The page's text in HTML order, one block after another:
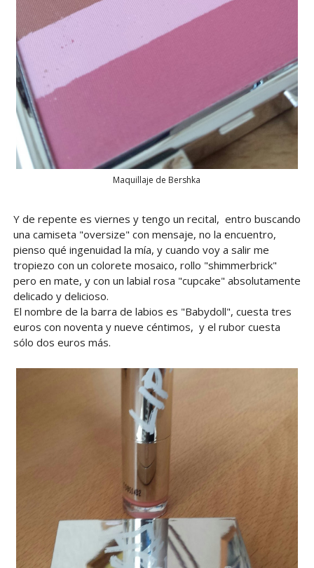
Maquillaje de Bershka
Y de repente es viernes y tengo un recital, entro buscando
una camiseta "oversize" con mensaje, no la encuentro,
pienso qué ingenuidad la mía, y cuando voy a salir me
tropiezo con un colorete mosaico, rollo "shimmerbrick"
pero en mate, y con un labial rosa "cupcake" absolutamente
delicado y delicioso.
El nombre de la barra de labios es "Babydoll", cuesta tres
euros con noventa y nueve céntimos, y el rubor cuesta
sólo dos euros más.